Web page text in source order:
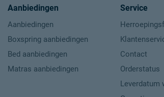
Aanbiedingen
Aanbiedingen
Boxspring aanbiedingen
Bed aanbiedingen
Matras aanbiedingen
Service
Contact
Orderstatus
Leverdatum